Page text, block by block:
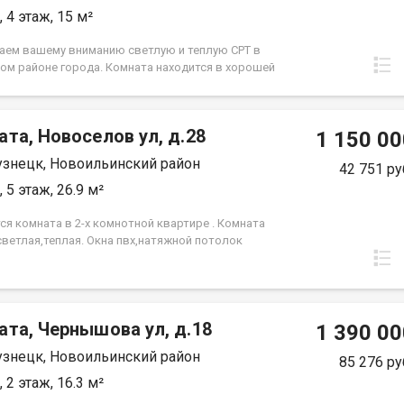
4 этаж, 15 м²
вашему вниманию светлую и теплую СРТ в
районе города. Комната находится в хорошей
инфраструктуры находятся в шаговой
общественного транспорта, что делает
по городу максимально удобным. Не упустите
Звоните прямо сейчас, чтобы договориться о
Новоселов ул, д.28
Новоильинский район
5 этаж, 26.9 м²
комната в 2-х комнотной квартире . Комната
Окна пвх,натяжной потолок
1 150
42 751
Чернышова ул, д.18
Новоильинский район
2 этаж, 16.3 м²
1 390
85 276